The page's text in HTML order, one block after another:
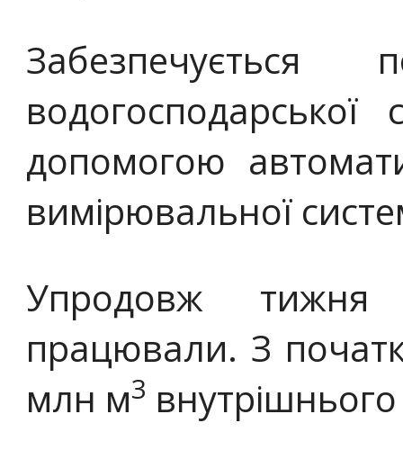
Забезпечується
допомогою
вимірювальної
Упродовж тижня
працювали. З
млн м3